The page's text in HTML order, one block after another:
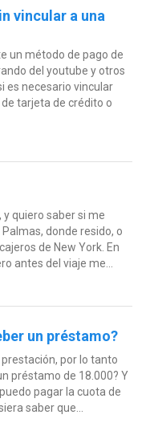
vincular a una
un método de pago de
del youtube y otros
es necesario vincular
tarjeta de crédito o
y quiero saber si me
donde resido, o
de New York. En
antes del viaje me...
un préstamo?
por lo tanto
préstamo de 18.000? Y
pagar la cuota de
saber que...